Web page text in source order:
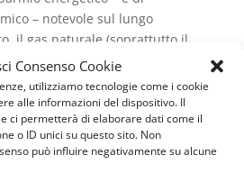
Consenso Cookie
utilizziamo tecnologie come i cookie
alle informazioni del dispositivo. Il
ci permetterà di elaborare dati come il
o ID unici su questo sito. Non
può influire negativamente su alcune
– notevole sul lungo
il gas naturale (soprattutto il
economico dell’energia elettrica;
prima, l’accensione
esclusivamente
dell’acqua calda. Un
il fatto di provvedere acqua
che si riscalda istantaneamente.